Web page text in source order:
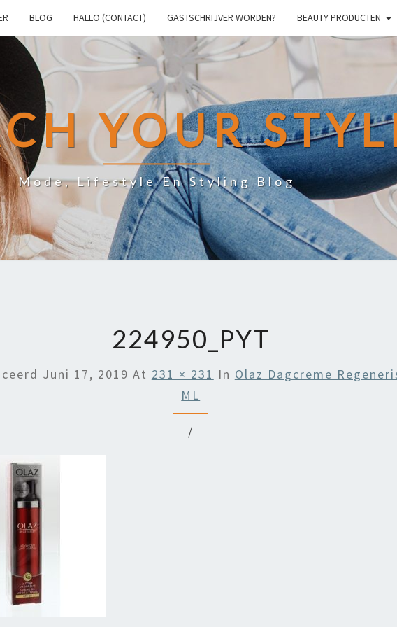
BLOG HALLO (CONTACT) GASTSCHRIJVER WORDEN? BEAUTY PRODUCTEN
YOUR
Mode, Lifestyle En Styling Blog
224950_PYT
Juni 17, 2019 At 231 × 231 In Olaz Dagcreme
ML
/